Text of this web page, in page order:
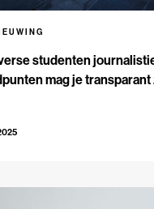
studenten
mag je transparant